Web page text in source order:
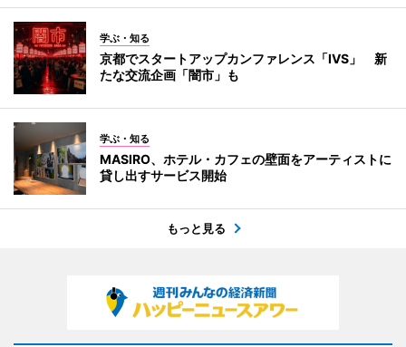
学ぶ・知る
京都でスタートアップカンファレンス「IVS」 新
たな交流企画「闇市」も
学ぶ・知る
MASIRO、ホテル・カフェの壁面をアーティストに
貸し出すサービス開始
もっと見る